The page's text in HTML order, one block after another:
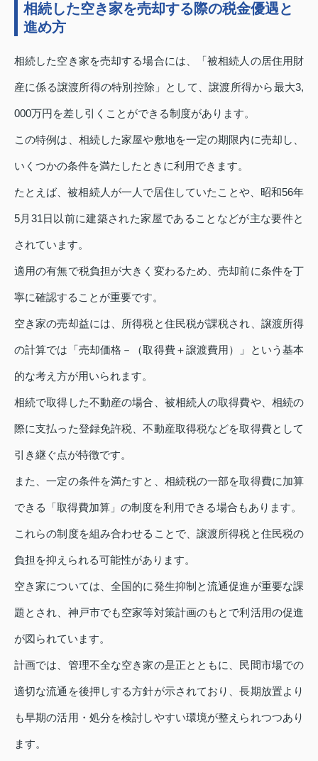
相続した空き家を売却する際の税金優遇と
進め方
相続した空き家を売却する場合には、「被相続人の居住用財
産に係る譲渡所得の特別控除」として、譲渡所得から最大3,
000万円を差し引くことができる制度があります。
この特例は、相続した家屋や敷地を一定の期限内に売却し、
いくつかの条件を満たしたときに利用できます。
たとえば、被相続人が一人で居住していたことや、昭和56年
5月31日以前に建築された家屋であることなどが主な要件と
されています。
適用の有無で税負担が大きく変わるため、売却前に条件を丁
寧に確認することが重要です。
空き家の売却益には、所得税と住民税が課税され、譲渡所得
の計算では「売却価格－（取得費＋譲渡費用）」という基本
的な考え方が用いられます。
相続で取得した不動産の場合、被相続人の取得費や、相続の
際に支払った登録免許税、不動産取得税などを取得費として
引き継ぐ点が特徴です。
また、一定の条件を満たすと、相続税の一部を取得費に加算
できる「取得費加算」の制度を利用できる場合もあります。
これらの制度を組み合わせることで、譲渡所得税と住民税の
負担を抑えられる可能性があります。
空き家については、全国的に発生抑制と流通促進が重要な課
題とされ、神戸市でも空家等対策計画のもとで利活用の促進
が図られています。
計画では、管理不全な空き家の是正とともに、民間市場での
適切な流通を後押しする方針が示されており、長期放置より
も早期の活用・処分を検討しやすい環境が整えられつつあり
ます。